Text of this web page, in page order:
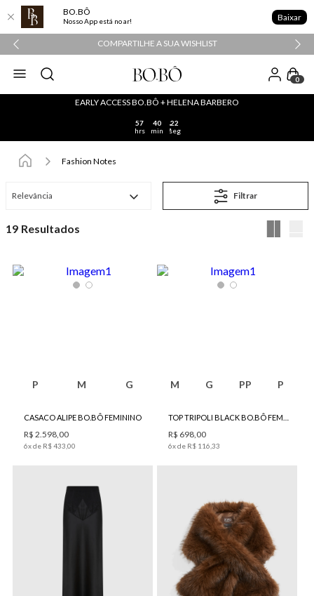
BO.BÔ
Nosso App está no ar! Baixar
COMPARTILHE A SUA WISHLIST
0
EARLY ACCESS BO.BÔ + HELENA BARBERO
57
hrs
40
min
22
seg
Fashion Notes
Relevância Filtrar
19
P M G
CASACO ALIPE BO.BÔ FEMININO
R$ 2 598 00
6x de R$433 00
M G PP P
R$ 698 00
6x de R$ 116 33